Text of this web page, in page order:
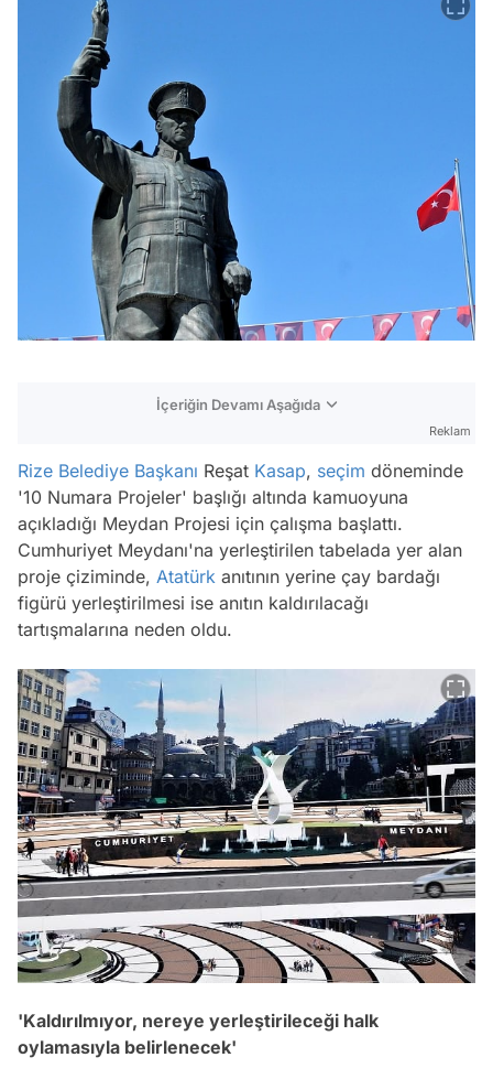
İçeriğin Devamı Aşağıda
Reklam
Rize Belediye Başkanı Reşat Kasap, seçim döneminde
'10 Numara Projeler' başlığı altında kamuoyuna
açıkladığı Meydan Projesi için çalışma başlattı.
Cumhuriyet Meydanı'na yerleştirilen tabelada yer alan
proje çiziminde, Atatürk anıtının yerine çay bardağı
figürü yerleştirilmesi ise anıtın kaldırılacağı
tartışmalarına neden oldu.
'Kaldırılmıyor, nereye yerleştirileceği halk
oylamasıyla belirlenecek'